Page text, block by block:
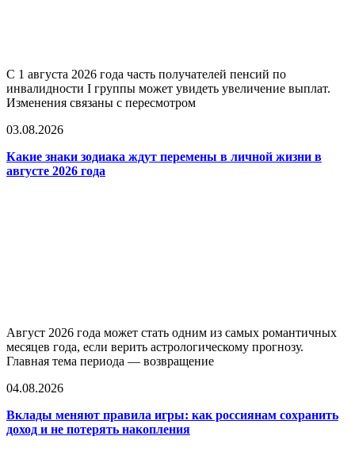
С 1 августа 2026 года часть получателей пенсий по
инвалидности I группы может увидеть увеличение выплат.
Изменения связаны с пересмотром
03.08.2026
Какие знаки зодиака ждут перемены в личной жизни в
августе 2026 года
Август 2026 года может стать одним из самых романтичных
месяцев года, если верить астрологическому прогнозу.
Главная тема периода — возвращение
04.08.2026
Вклады меняют правила игры: как россиянам сохранить
доход и не потерять накопления